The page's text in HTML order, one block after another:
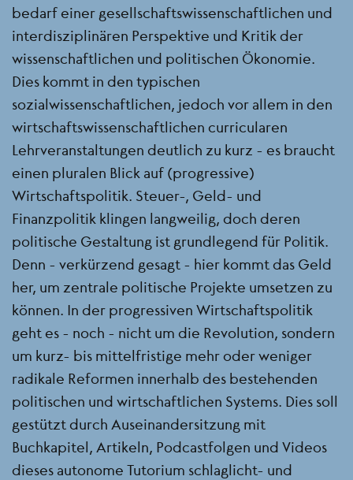
bedarf einer gesellschaftswissenschaftlichen und
interdisziplinären Perspektive und Kritik der
wissenschaftlichen und politischen Ökonomie.
Dies kommt in den typischen
sozialwissenschaftlichen, jedoch vor allem in den
wirtschaftswissenschaftlichen curricularen
Lehrveranstaltungen deutlich zu kurz - es braucht
einen pluralen Blick auf (progressive)
Wirtschaftspolitik. Steuer-, Geld- und
Finanzpolitik klingen langweilig, doch deren
politische Gestaltung ist grundlegend für Politik.
Denn - verkürzend gesagt - hier kommt das Geld
her, um zentrale politische Projekte umsetzen zu
können. In der progressiven Wirtschaftspolitik
geht es - noch - nicht um die Revolution, sondern
um kurz- bis mittelfristige mehr oder weniger
radikale Reformen innerhalb des bestehenden
politischen und wirtschaftlichen Systems. Dies soll
gestützt durch Auseinandersitzung mit
Buchkapitel, Artikeln, Podcastfolgen und Videos
dieses autonome Tutorium schlaglicht- und